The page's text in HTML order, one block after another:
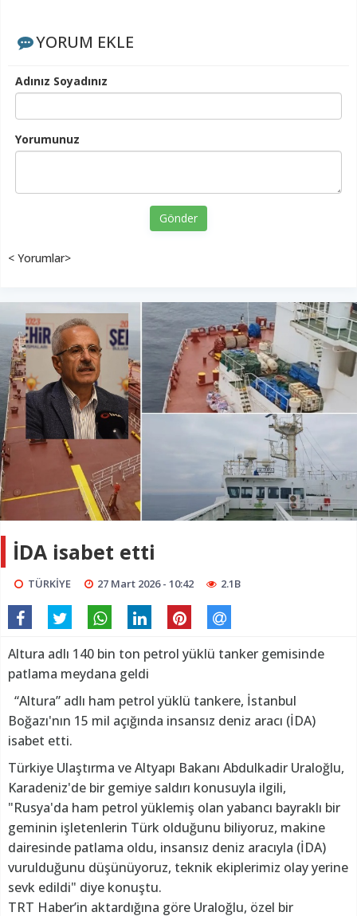
YORUM EKLE
Adınız Soyadınız
Yorumunuz
Gönder
< Yorumlar>
İDA isabet etti
TÜRKİYE 27 Mart 2026 - 10:42 2.1B
Altura adlı 140 bin ton petrol yüklü tanker gemisinde
patlama meydana geldi
“Altura” adlı ham petrol yüklü tankere, İstanbul
Boğazı'nın 15 mil açığında insansız deniz aracı (İDA)
isabet etti.
Türkiye Ulaştırma ve Altyapı Bakanı Abdulkadir Uraloğlu,
Karadeniz'de bir gemiye saldırı konusuyla ilgili,
"Rusya'da ham petrol yüklemiş olan yabancı bayraklı bir
geminin işletenlerin Türk olduğunu biliyoruz, makine
dairesinde patlama oldu, insansız deniz aracıyla (İDA)
vurulduğunu düşünüyoruz, teknik ekiplerimiz olay yerine
sevk edildi" diye konuştu.
TRT Haber’in aktardığına göre Uraloğlu, özel bir